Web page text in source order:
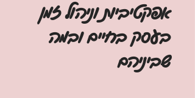
אפקטיביות וניהול זמן
בעסק בחיים ובמה
שביניהם